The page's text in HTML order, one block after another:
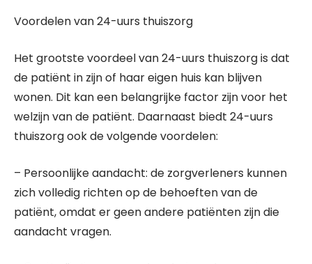
Voordelen van 24-uurs thuiszorg
Het grootste voordeel van 24-uurs thuiszorg is dat
de patiënt in zijn of haar eigen huis kan blijven
wonen. Dit kan een belangrijke factor zijn voor het
welzijn van de patiënt. Daarnaast biedt 24-uurs
thuiszorg ook de volgende voordelen:
– Persoonlijke aandacht: de zorgverleners kunnen
zich volledig richten op de behoeften van de
patiënt, omdat er geen andere patiënten zijn die
aandacht vragen.